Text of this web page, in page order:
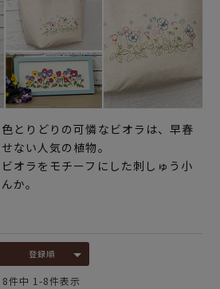
とりどりの可憐なビオラは、早春
ない人気の植物。
オラをモチーフにした刺しゅう小
か。
登録順
8件中 1 -8件表示